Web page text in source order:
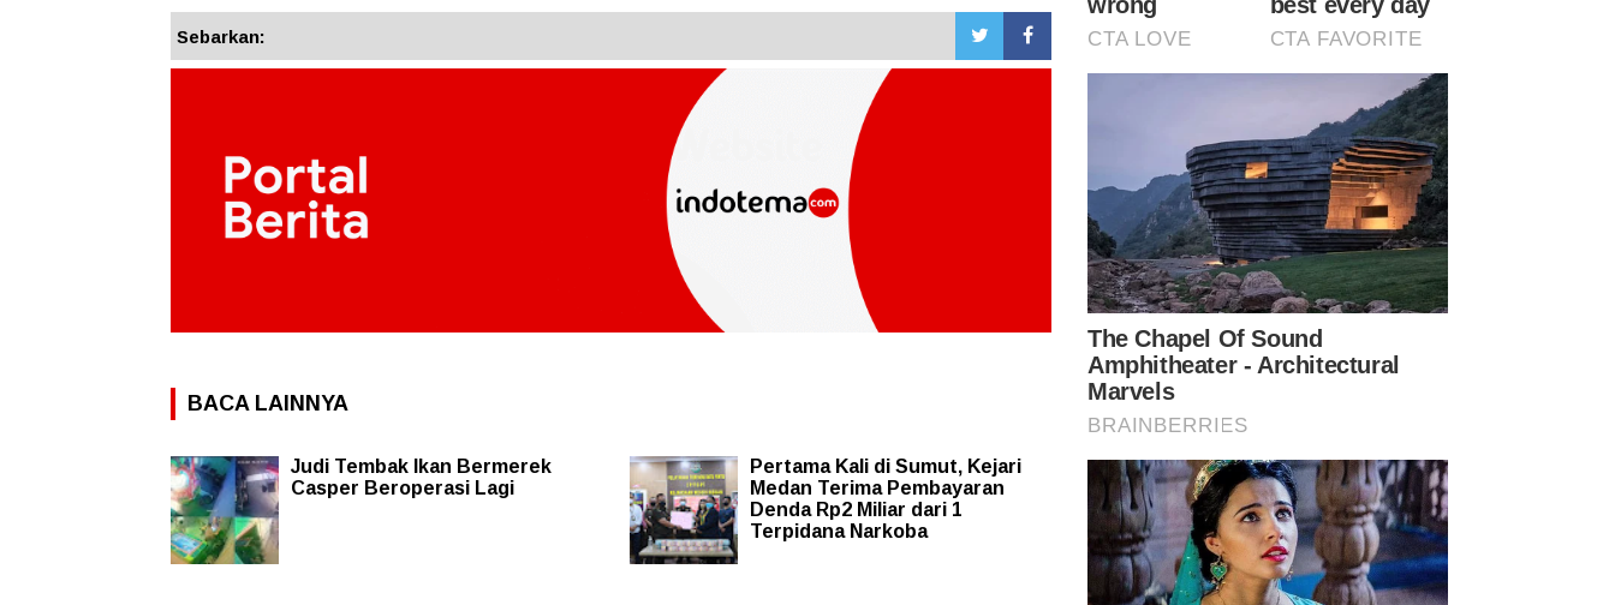
Sebarkan:
BACA LAINNYA
Judi Tembak Ikan Bermerek
Casper Beroperasi Lagi
Pertama Kali di Sumut, Kejari
Medan Terima Pembayaran
Denda Rp2 Miliar dari 1
Terpidana Narkoba